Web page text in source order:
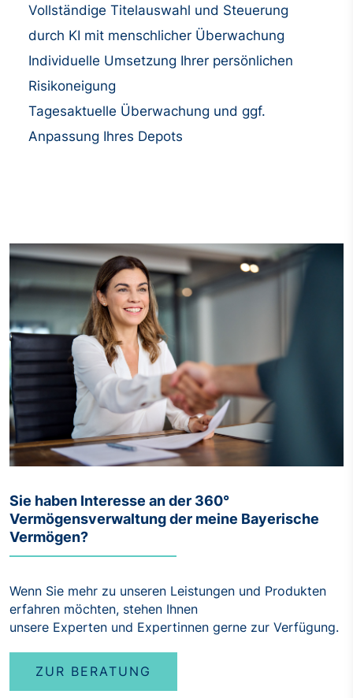
Vollständige Titelauswahl und Steuerung
durch KI mit menschlicher Überwachung
Individuelle Umsetzung Ihrer persönlichen
Risikoneigung
Tagesaktuelle Überwachung und ggf.
Anpassung Ihres Depots
Sie haben Interesse an der 360°
Vermögensverwaltung der meine Bayerische
Vermögen?
Wenn Sie mehr zu unseren Leistungen und Produkten
erfahren möchten, stehen Ihnen
unsere Experten und Expertinnen gerne zur Verfügung.
ZUR BERATUNG